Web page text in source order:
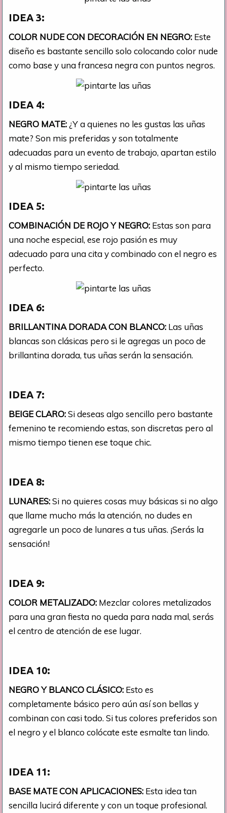
IDEA 3:
COLOR NUDE CON DECORACIÓN EN NEGRO: Este
diseño es bastante sencillo solo colocando color nude
como base y una francesa negra con puntos negros.
IDEA 4:
NEGRO MATE: ¿Y a quienes no les gustas las uñas
mate? Son mis preferidas y son totalmente
adecuadas para un evento de trabajo, apartan estilo
y al mismo tiempo seriedad.
IDEA 5:
COMBINACIÓN DE ROJO Y NEGRO: Estas son para
una noche especial, ese rojo pasión es muy
adecuado para una cita y combinado con el negro es
perfecto.
IDEA 6:
BRILLANTINA DORADA CON BLANCO: Las uñas
blancas son clásicas pero si le agregas un poco de
brillantina dorada, tus uñas serán la sensación.
IDEA 7:
BEIGE CLARO:Si deseas algo sencillo pero bastante
femenino te recomiendo estas, son discretas pero al
mismo tiempo tienen ese toque chic.
IDEA 8:
LUNARES:Si no quieres cosas muy básicas si no algo
que llame mucho más la atención, no dudes en
agregarle un poco de lunares a tus uñas. ¡Serás la
sensación!
IDEA 9:
COLOR METALIZADO: Mezclar colores metalizados
para una gran fiesta no queda para nada mal, serás
el centro de atención de ese lugar.
IDEA 10:
NEGRO Y BLANCO CLÁSICO: Esto es
completamente básico pero aún así son bellas y
combinan con casi todo. Si tus colores preferidos son
el negro y el blanco colócate este esmalte tan lindo.
IDEA 11:
BASE MATE CON APLICACIONES: Esta idea tan
sencilla lucirá diferente y con un toque profesional.